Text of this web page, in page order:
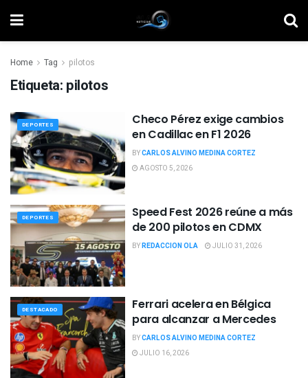
Home Tag pilotos
Etiqueta: pilotos
DEPORTES
Checo Pérez exige cambios
en Cadillac en F1 2026
BYCARLOS ALVINO MEDINA CORTEZ
AGOSTO 5, 2026
DEPORTES
Speed Fest 2026 reúne a más
de 200 pilotos en CDMX
BYREDACCION OLA JULIO 31, 2026
DESTACADO
Ferrari acelera en Bélgica
para alcanzar a Mercedes
BYCARLOS ALVINO MEDINA CORTEZ
JULIO 16, 2026